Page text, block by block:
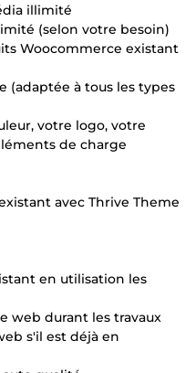
illimité
(selon votre besoin)
Woocommerce existant
(adaptée à tous les types
votre logo, votre
de charge
avec Thrive Theme
en utilisation les
web durant les travaux
s'il est déjà en